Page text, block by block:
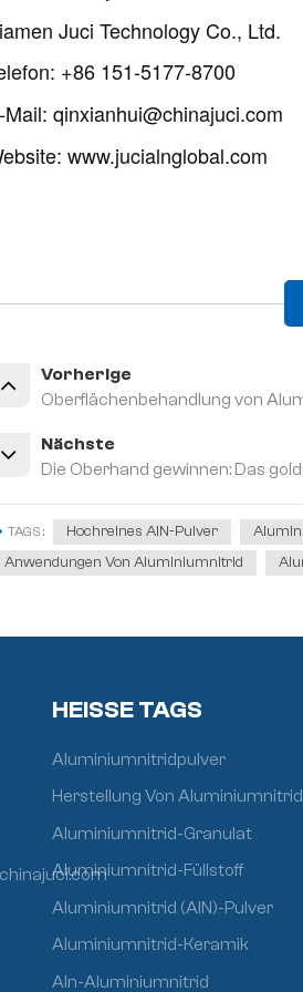
Juci Technology Co., Ltd.
+86 151-5177-8700
Mail: qinxianhui@chinajuci.com
www.jucialnglobal.com
Vorherige
Oberflächenbehandlung von
Nächste
Die Oberhand gewinnen: Das
TAGS : Hochreines AlN-Pulver
Anwendungen Von Aluminiumnitrid
HEISSE TAGS
Aluminiumnitridpulver
Herstellung Von Aluminiumnitrid
Aluminiumnitrid-Granulat
Aluminiumnitrid-Füllstoff
Aluminiumnitrid (AlN)-Pulver
Aluminiumnitrid-Keramik
Aln-Aluminiumnitrid